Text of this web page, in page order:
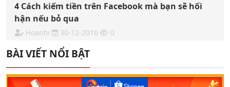
4 Cách kiếm tiền trên Facebook mà bạn sẽ hối
hận nếu bỏ qua
Hoantv 30-12-2016 0
BÀI VIẾT NỔI BẬT